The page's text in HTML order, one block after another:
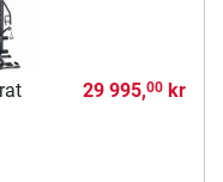
29 995,00kr